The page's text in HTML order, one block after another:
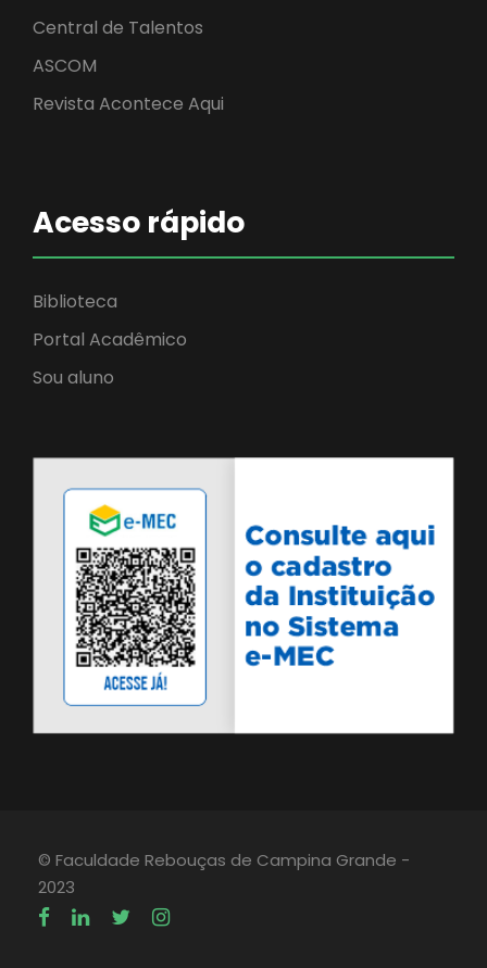
Central de Talentos
ASCOM
Revista Acontece Aqui
Acesso rápido
Biblioteca
Portal Acadêmico
Sou aluno
© Faculdade Rebouças de Campina Grande -
2023